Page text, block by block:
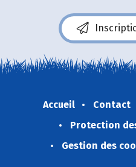
Accueil Contact
Protection
Gestion des